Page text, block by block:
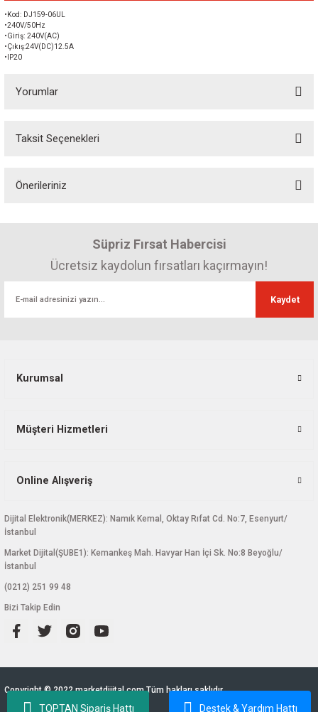
TOPTAN Sipariş Hattı Destek & Yardım Hattı
•Kod: DJ159-06UL
•240V/50Hz
•Giriş: 240V(AC)
•Çıkış:24V(DC)12.5A
•IP20
Yorumlar
Taksit Seçenekleri
Önerileriniz
Görüş ve önerileriniz için teşekkür ederiz.
Ürün resmi kalitesiz, bozuk veya görüntülenemiyor.
Bu ürüne benzer farklı alternatifler olmalı.
Süpriz Fırsat Habercisi
Ücretsiz kaydolun fırsatları kaçırmayın!
Kaydet
Kurumsal
Müşteri Hizmetleri
Online Alışveriş
Dijital Elektronik(MERKEZ): Namık Kemal, Oktay Rıfat Cd. No:7, Esenyurt/
İstanbul
Market Dijital(ŞUBE1): Kemankeş Mah. Havyar Han İçi Sk. No:8 Beyoğlu/
İstanbul
(0212) 251 99 48
Bizi Takip Edin
Copyright © 2022 marketdijital.com Tüm hakları saklıdır.